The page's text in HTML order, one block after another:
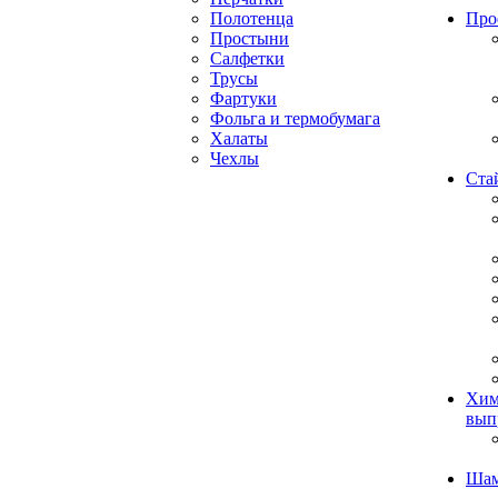
Полотенца
Простыни
Салфетки
Трусы
Фартуки
Фольга и термобумага
Халаты
Чехлы